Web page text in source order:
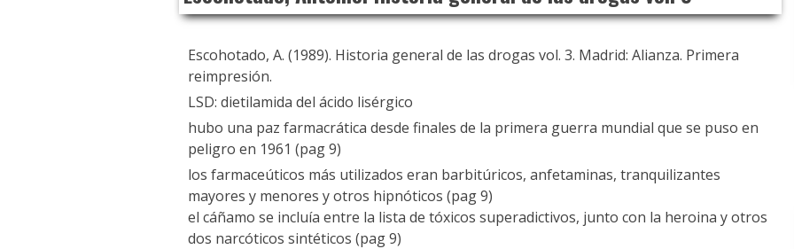
Escohotado, A. (1989). Historia general de las drogas vol. 3. Madrid: Alianza. Primera
reimpresión.
LSD: dietilamida del ácido lisérgico
hubo una paz farmacrática desde finales de la primera guerra mundial que se puso en
peligro en 1961 (pag 9)
los farmaceúticos más utilizados eran barbitúricos, anfetaminas, tranquilizantes
mayores y menores y otros hipnóticos (pag 9)
el cáñamo se incluía entre la lista de tóxicos superadictivos, junto con la heroina y otros
dos narcóticos sintéticos (pag 9)